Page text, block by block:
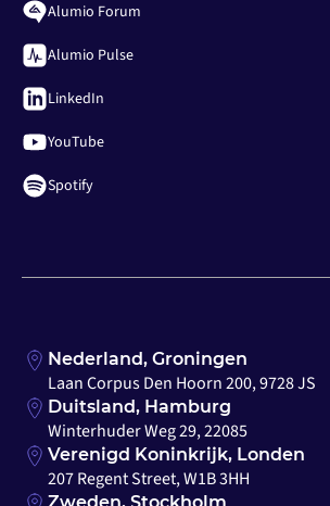
Alumio Forum
Alumio Pulse
LinkedIn
YouTube
Spotify
Nederland, Groningen
Laan Corpus Den Hoorn 200, 9728 JS
Duitsland, Hamburg
Winterhuder Weg 29, 22085
Verenigd Koninkrijk, Londen
207 Regent Street, W1B 3HH